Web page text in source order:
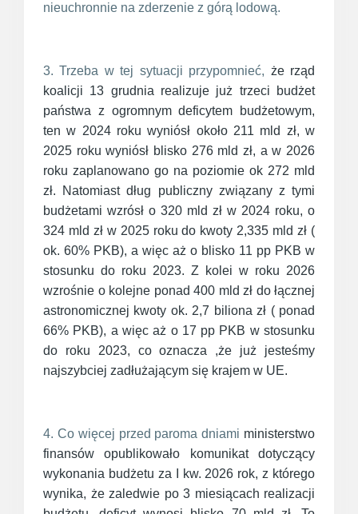
nieuchronnie na zderzenie z górą lodową.
3. Trzeba w tej sytuacji przypomnieć, że rząd
koalicji 13 grudnia realizuje już trzeci budżet
państwa z ogromnym deficytem budżetowym,
ten w 2024 roku wyniósł około 211 mld zł, w
2025 roku wyniósł blisko 276 mld zł, a w 2026
roku zaplanowano go na poziomie ok 272 mld
zł. Natomiast dług publiczny związany z tymi
budżetami wzrósł o 320 mld zł w 2024 roku, o
324 mld zł w 2025 roku do kwoty 2,335 mld zł (
ok. 60% PKB), a więc aż o blisko 11 pp PKB w
stosunku do roku 2023. Z kolei w roku 2026
wzrośnie o kolejne ponad 400 mld zł do łącznej
astronomicznej kwoty ok. 2,7 biliona zł ( ponad
66% PKB), a więc aż o 17 pp PKB w stosunku
do roku 2023, co oznacza ,że już jesteśmy
najszybciej zadłużającym się krajem w UE.
4. Co więcej przed paroma dniami ministerstwo
finansów opublikowało komunikat dotyczący
wykonania budżetu za I kw. 2026 rok, z którego
wynika, że zaledwie po 3 miesiącach realizacji